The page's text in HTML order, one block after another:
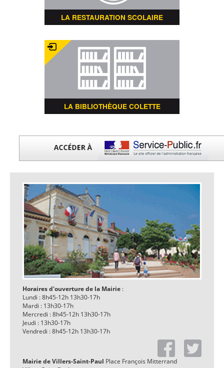
LA RESTAURATION SCOLAIRE
LA BIBLIOTHÈQUE COLETTE
Horaires d'ouverture de la Mairie :
Lundi : 8h45-12h 13h30-17h
Mardi : 13h30-17h
Mercredi : 8h45-12h 13h30-17h
Jeudi : 13h30-17h
Vendredi : 8h45-12h 13h30-17h
Mairie de Villers-Saint-Paul Place François Mitterrand